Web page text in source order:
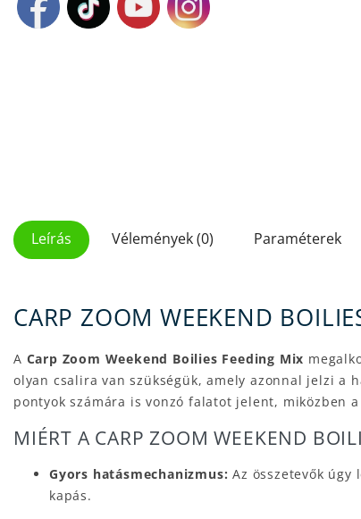
Leírás Vélemények (0) Paraméterek
CARP ZOOM WEEKEND
A Carp Zoom Weekend Boilies Feeding Mix
olyan csalira van szükségük, amely azonnal jelzi a
pontyok számára is vonzó falatot jelent, miközben
MIÉRT A CARP ZOOM WEEKEND
Gyors hatásmechanizmus: Az összetevők
kapás.